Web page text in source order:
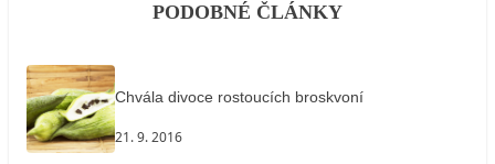
PODOBNÉ ČLÁNKY
Chvála divoce rostoucích broskvoní
21. 9. 2016